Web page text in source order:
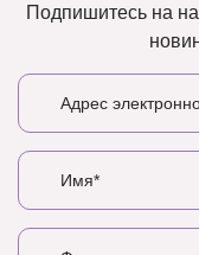
Подпишитесь на